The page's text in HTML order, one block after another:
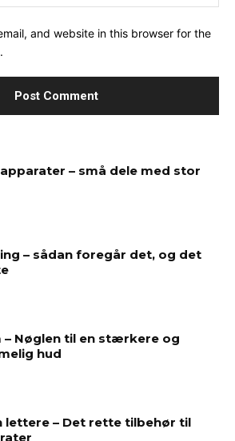
and website in this browser for the
– små dele med stor
– sådan foregår det, og det
– Nøglen til en stærkere og
hud
lettere – Det rette tilbehør til